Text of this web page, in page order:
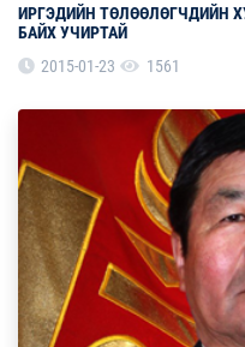
ИРГЭДИЙН ТӨЛӨӨЛӨГЧДИЙН
БАЙХ УЧИРТАЙ
2015-01-23
1561